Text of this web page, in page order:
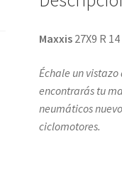
Maxxis 27X9 R
Échale un
encontrarás tu
neumáticos
ciclomotores.